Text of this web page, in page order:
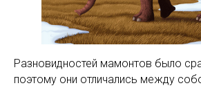
Разновидностей мамонтов было
поэтому они отличались между